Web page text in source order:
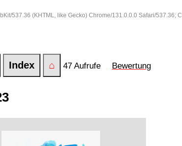
537.36 (KHTML, like Gecko) Chrome/131.0.0.0 Safari/537.36;
Index ⌂ 47 Aufrufe Bewertung